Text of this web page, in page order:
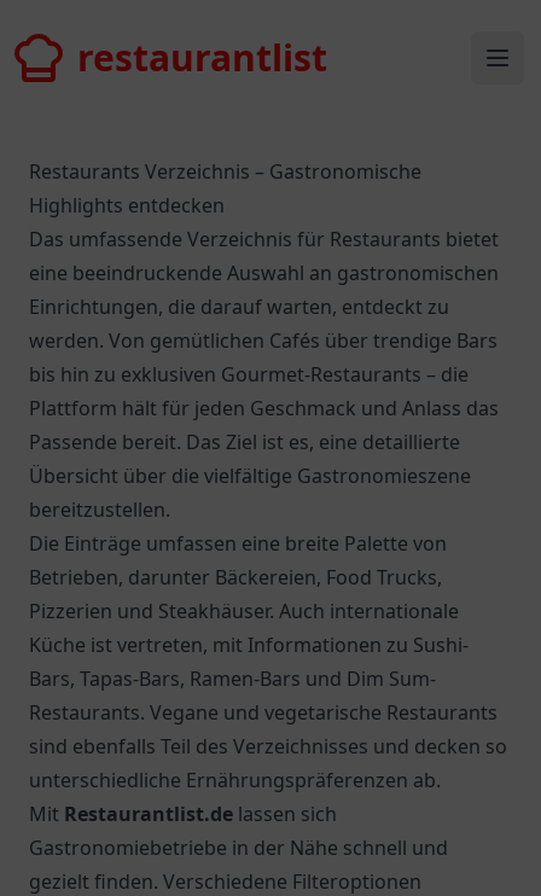
restaurantlistrestaurantlist
Restaurants Verzeichnis – Gastronomische
Highlights entdecken
Das umfassende Verzeichnis für Restaurants bietet
eine beeindruckende Auswahl an gastronomischen
Einrichtungen, die darauf warten, entdeckt zu
werden. Von gemütlichen Cafés über trendige Bars
bis hin zu exklusiven Gourmet-Restaurants – die
Plattform hält für jeden Geschmack und Anlass das
Passende bereit. Das Ziel ist es, eine detaillierte
Übersicht über die vielfältige Gastronomieszene
bereitzustellen.
Die Einträge umfassen eine breite Palette von
Betrieben, darunter Bäckereien, Food Trucks,
Pizzerien und Steakhäuser. Auch internationale
Küche ist vertreten, mit Informationen zu Sushi-
Bars, Tapas-Bars, Ramen-Bars und Dim Sum-
Restaurants. Vegane und vegetarische Restaurants
sind ebenfalls Teil des Verzeichnisses und decken so
unterschiedliche Ernährungspräferenzen ab.
Mit Restaurantlist.de lassen sich
Gastronomiebetriebe in der Nähe schnell und
gezielt finden. Verschiedene Filteroptionen